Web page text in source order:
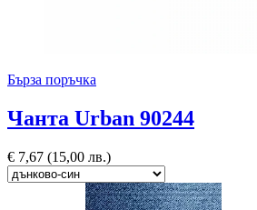
Бърза поръчка
Чанта Urban 90244
€ 7,67 (15,00 лв.)